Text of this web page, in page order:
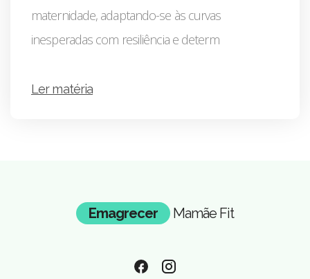
maternidade, adaptando-se às curvas
inesperadas com resiliência e determ
Ler matéria
Emagrecer Mamãe Fit